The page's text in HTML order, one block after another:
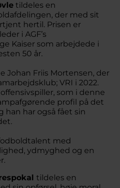
tildeles en
der med sit
hertil. Prisen er
i AGF’s
Kaiser som arbejdede i
50 år.
Johan Friis Mortensen, der
VRI i 2022.
som i denne
profil på det
han har også fået sin
med
ydmyghed og en
tildeles en